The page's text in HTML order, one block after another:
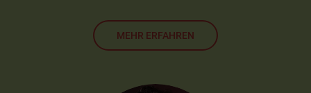
MEHR ERFAHREN